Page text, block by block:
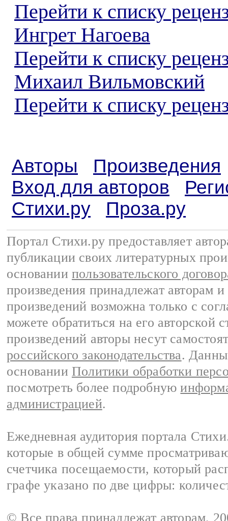
Перейти к списку
Ингрет Нагоева
Перейти к списку
Михаил Вильмовский
Перейти к списку
Авторы
Произведения
Вход для авторов
Стихи.ру
Проза.ру
Портал Стихи.ру предоставляет
публикации своих литературных
основании пользовательского
произведения принадлежат авторам
произведений возможна только с
можете обратиться на его авторской
произведений авторы несут
российского законодательства.
основании Политики обработки
посмотреть более подробную
администрацией.
Ежедневная аудитория портала
которые в общей сумме
счетчика посещаемости, который
графе указано по две цифры:
© Все права принадлежат авторам,